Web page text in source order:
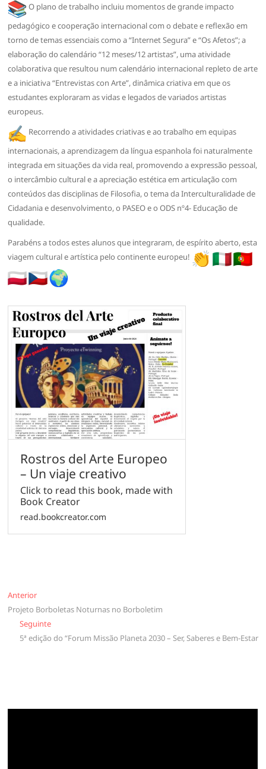
O plano de trabalho incluiu momentos de grande impacto
pedagógico e cooperação internacional com o debate e reflexão em
torno de temas essenciais como a “Internet Segura” e “Os Afetos”; a
elaboração do calendário “12 meses/12 artistas”, uma atividade
colaborativa que resultou num calendário internacional repleto de arte
e a iniciativa “Entrevistas con Arte”, dinâmica criativa em que os
estudantes exploraram as vidas e legados de variados artistas
europeus.
Recorrendo a atividades criativas e ao trabalho em equipas
internacionais, a aprendizagem da língua espanhola foi naturalmente
integrada em situações da vida real, promovendo a expressão pessoal,
o intercâmbio cultural e a apreciação estética em articulação com
conteúdos das disciplinas de Filosofia, o tema da Interculturalidade de
Cidadania e desenvolvimento, o PASEO e o ODS nº4- Educação de
qualidade.
Parabéns a todos estes alunos que integraram, de espírito aberto, esta
viagem cultural e artística pelo continente europeu!
Rostros del Arte Europeo
– Un viaje creativo
Click to read this book, made with
Book Creator
read.bookcreator.com
Navegação
de
artigos
AnteriorAnterior
Projeto Borboletas Noturnas no Borboletim
SeguinteSeguinte
5ª edição do “Forum Missão Planeta 2030 – Ser, Saberes e Bem-Estar